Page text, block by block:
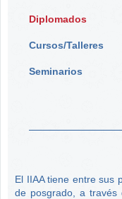
Diplomados
Cursos/Talleres
Seminarios
El IIAA tiene entre sus
de posgrado, a través